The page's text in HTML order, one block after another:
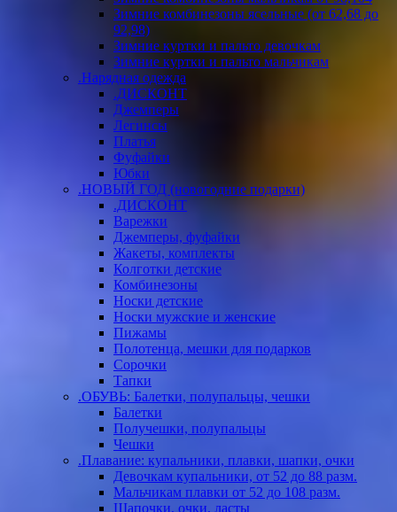
Зимние комбинезоны ясельные (от 62,68 до
92,98)
Зимние куртки и пальто девочкам
Зимние куртки и пальто мальчикам
.Нарядная одежда
.ДИСКОНТ
Джемперы
Легинсы
Платья
Фуфайки
Юбки
.НОВЫЙ ГОД (новогодние подарки)
.ДИСКОНТ
Варежки
Джемперы, фуфайки
Жакеты, комплекты
Колготки детские
Комбинезоны
Носки детские
Носки мужские и женские
Пижамы
Полотенца, мешки для подарков
Сорочки
Тапки
.ОБУВЬ: Балетки, полупальцы, чешки
Балетки
Получешки, полупальцы
Чешки
.Плавание: купальники, плавки, шапки, очки
Девочкам купальники, от 52 до 88 разм.
Мальчикам плавки от 52 до 108 разм.
Шапочки, очки, ласты